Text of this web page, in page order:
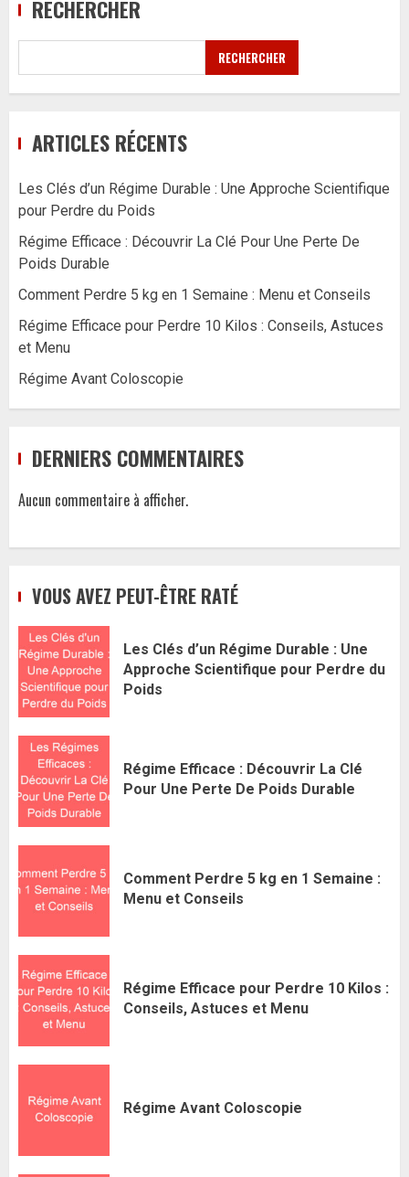
RECHERCHER
RECHERCHER
ARTICLES RÉCENTS
Les Clés d’un Régime Durable : Une Approche Scientifique
pour Perdre du Poids
Régime Efficace : Découvrir La Clé Pour Une Perte De
Poids Durable
Comment Perdre 5 kg en 1 Semaine : Menu et Conseils
Régime Efficace pour Perdre 10 Kilos : Conseils, Astuces
et Menu
Régime Avant Coloscopie
DERNIERS COMMENTAIRES
Aucun commentaire à afficher.
VOUS AVEZ PEUT-ÊTRE RATÉ
Les Clés d’un Régime Durable : Une
Approche Scientifique pour Perdre du
Poids
Régime Efficace : Découvrir La Clé
Pour Une Perte De Poids Durable
Comment Perdre 5 kg en 1 Semaine :
Menu et Conseils
Régime Efficace pour Perdre 10 Kilos :
Conseils, Astuces et Menu
Régime Avant Coloscopie